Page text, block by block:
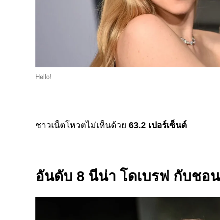
Hello!
ชาวเน็ตโหวตไม่เห็นด้วย 63.2 เปอร์เซ็นต์
อันดับ 8 นีน่า โดเบรฟ กับชอ